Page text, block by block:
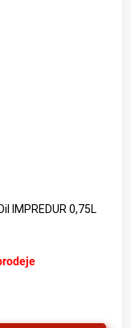
IMPREDUR 0,75L